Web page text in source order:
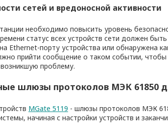
сетей и вредоносной активности
необходимо повысить уровень
статус всех устройств сети должен
Ethernet-порту устройства или обнаружена
прийти сообщение о таком событии,
проблему.
шлюзы протоколов МЭК 61850
MGate 5119 - шлюзы протоколов МЭК
начиная с настройки устройств и